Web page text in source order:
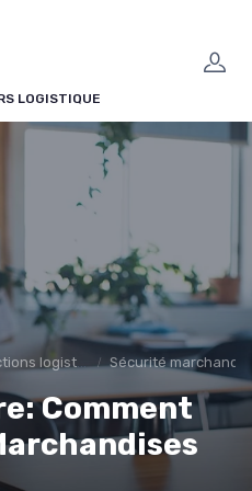
LOGISTIQUE
logistiques Sécurité
Comment